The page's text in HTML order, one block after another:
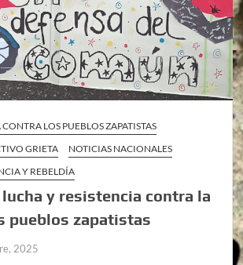
LOS PUEBLOS ZAPATISTAS
GRIETA
NOTICIAS NACIONALES
Y REBELDÍA
lucha y resistencia contra la
pueblos zapatistas
2025